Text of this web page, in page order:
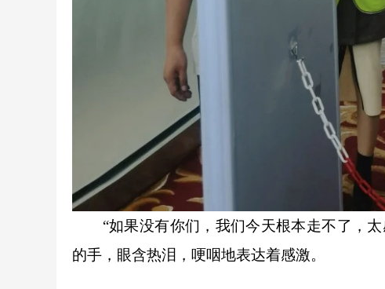
“如果没有你们，我们今天根本走不了，太
的手，眼含热泪，哽咽地表达着感激。